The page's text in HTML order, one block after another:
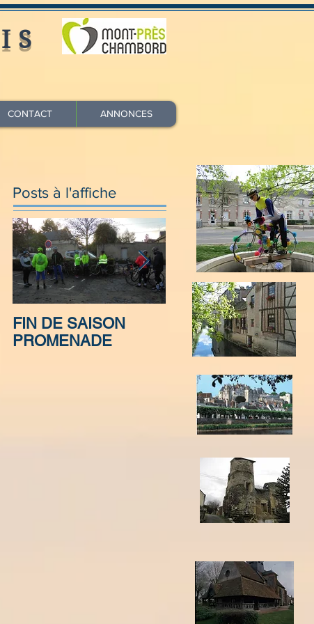
CONTACT ANNONCES
Posts à l'affiche
FIN DE SAISON
PROMENADE
SORTIE CLUB A
MOISSAC